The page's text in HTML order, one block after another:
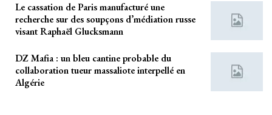
Le cassation de Paris manufacturé une
recherche sur des soupçons d’médiation russe
visant Raphaël Glucksmann
DZ Mafia : un bleu cantine probable du
collaboration tueur massaliote interpellé en
Algérie